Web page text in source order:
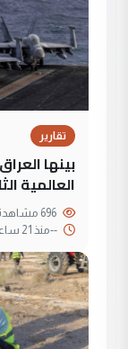
تقارير
بينها
العالمية
--منذ 21 ساعة